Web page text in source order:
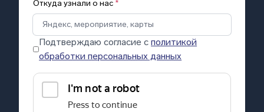
Откуда узнали о нас *
Подтверждаю согласие сполитикой
обработки персональных данных